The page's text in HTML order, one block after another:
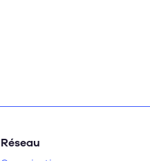
Réseau